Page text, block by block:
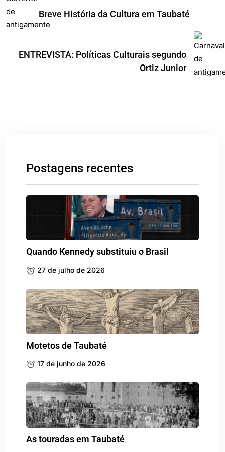
Breve História da Cultura em Taubaté
ENTREVISTA: Políticas Culturais segundo
Ortiz Junior
Postagens recentes
Quando Kennedy substituiu o Brasil
27 de julho de 2026
Motetos de Taubaté
17 de junho de 2026
As touradas em Taubaté